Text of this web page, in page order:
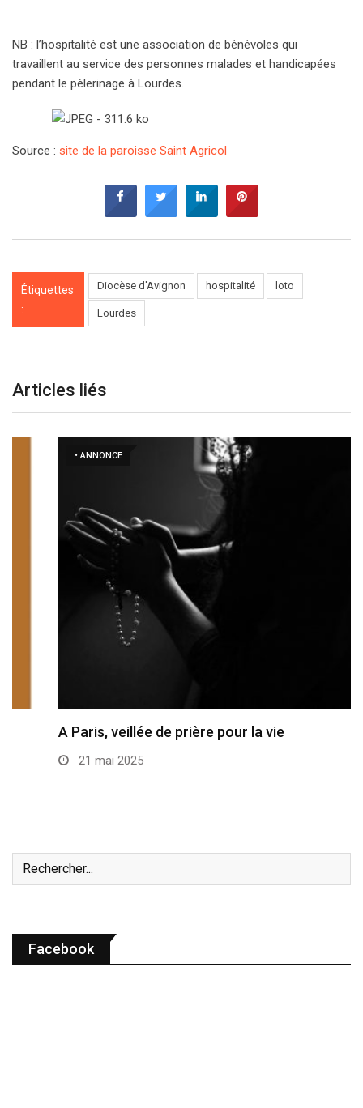
NB : l’hospitalité est une association de bénévoles qui
travaillent au service des personnes malades et handicapées
pendant le pèlerinage à Lourdes.
Source : site de la paroisse Saint Agricol
Étiquettes
:
Diocèse d'Avignon hospitalité loto
Lourdes
Articles liés
• ANNONCE
A Paris, veillée de prière pour la vie
21 mai 2025
Facebook